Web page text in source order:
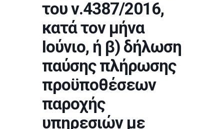
του ν.4387/2016,
κατά τον μήνα
Ιούνιο, ή β) δήλωση
παύσης πλήρωσης
προϋποθέσεων
παροχής
υπηρεσιών με